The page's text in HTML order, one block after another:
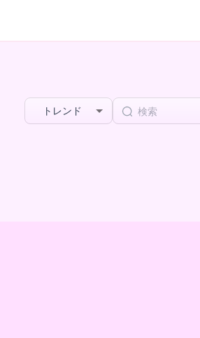
トレンド